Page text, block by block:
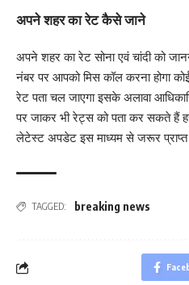
अपने शहर का रेट कैसे जाने
अपने शहर का रेट सोना एवं चांदी को
नंबर पर आपको मिस कॉल करना होगा
रेट पता चल जाएगा इसके अलावा
पर जाकर भी रेट्स को पता कर सकते हैं हर
लेटेस्ट अपडेट इस माध्यम से जरूर
TAGGED: breaking news